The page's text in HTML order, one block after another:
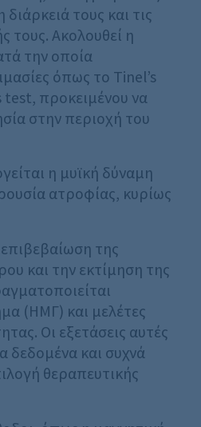
τους και τις
τους. Ακολουθεί η
την οποία
όπως το Tinel’s
test, προκειμένου να
στην περιοχή του
η μυϊκή δύναμη
ατροφίας, κυρίως
επιβεβαίωση της
και την εκτίμηση της
(ΗΜΓ) και μελέτες
Οι εξετάσεις αυτές
δεδομένα και συχνά
θεραπευτικής